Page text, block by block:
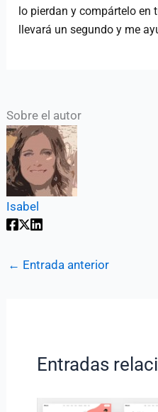
lo pierdan y compártelo en
llevará un segundo y me
Sobre el autor
Isabel
← Entrada anterior
Entradas